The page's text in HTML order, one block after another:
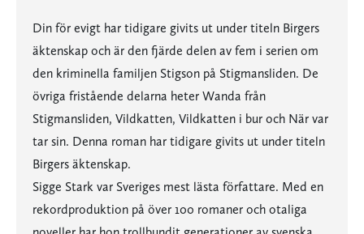
Din för evigt har tidigare givits ut under titeln Birgers
äktenskap och är den fjärde delen av fem i serien om
den kriminella familjen Stigson på Stigmansliden. De
övriga fristående delarna heter Wanda från
Stigmansliden, Vildkatten, Vildkatten i bur och När var
tar sin. Denna roman har tidigare givits ut under titeln
Birgers äktenskap.
Sigge Stark var Sveriges mest lästa författare. Med en
rekordproduktion på över 100 romaner och otaliga